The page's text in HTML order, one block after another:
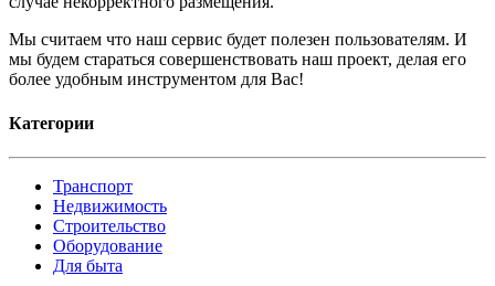
Мы считаем что наш сервис будет полезен пользователям. И
мы будем стараться совершенствовать наш проект, делая его
более удобным инструментом для Вас!
Категории
Транспорт
Недвижимость
Строительство
Оборудование
Для быта